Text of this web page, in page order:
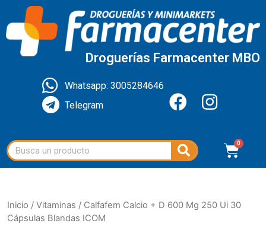
Droguerías Farmacenter MBO
Whatsapp: 3005284646
Telegram
Inicio / Vitaminas / Calfafem Calcio + D 600 Mg 250 Ui 30
Cápsulas Blandas ICOM